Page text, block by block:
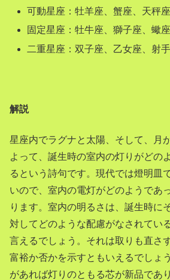
可動星座：牡羊座、蟹座、天秤
固定星座：牡牛座、獅子座、蠍
二重星座：双子座、乙女座、射
解説
星座内でラグナと太陽、そして、月
よって、誕生時の室内の灯りがどの
るという詩句です。現代では燈明皿
いので、室内の電灯がどのようであ
ります。室内の明るさは、誕生時に
対してどのような配慮がなされてい
言えるでしょう。それは取りも直さ
富裕か否かを示すともいえるでしょ
があれば灯りのともる芯が新品であ